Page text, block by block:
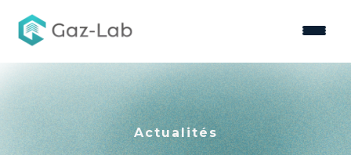
Nous connaître
Le rôle du sourcing en R&D
Actualités